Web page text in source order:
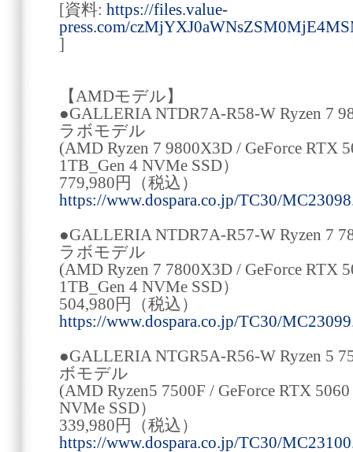
[資料: https://files.value-
press.com/
]
【AMDモデル】
●GALLERIA NTDR7A-R58-W Ryzen 7
ラボモデル
(AMD Ryzen 7 9800X3D / GeForce RTX
1TB_Gen 4 NVMe SSD）
779,980円（税込）
https://www.dospara.co.jp/TC30/
●GALLERIA NTDR7A-R57-W Ryzen 7
ラボモデル
(AMD Ryzen 7 7800X3D / GeForce RTX
1TB_Gen 4 NVMe SSD）
504,980円（税込）
https://www.dospara.co.jp/TC30/
●GALLERIA NTGR5A-R56-W Ryzen 5
ボモデル
(AMD Ryzen5 7500F / GeForce RTX
NVMe SSD）
339,980円（税込）
https://www.dospara.co.jp/TC30/